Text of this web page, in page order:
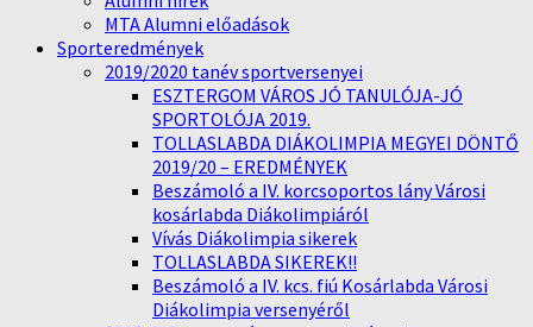
MTA Alumni előadások
Sporteredmények
2019/2020 tanév sportversenyei
ESZTERGOM VÁROS JÓ TANULÓJA-JÓ
SPORTOLÓJA 2019.
TOLLASLABDA DIÁKOLIMPIA MEGYEI DÖNTŐ
2019/20 – EREDMÉNYEK
Beszámoló a IV. korcsoportos lány Városi
kosárlabda Diákolimpiáról
Vívás Diákolimpia sikerek
TOLLASLABDA SIKEREK!!
Beszámoló a IV. kcs. fiú Kosárlabda Városi
Diákolimpia versenyéről